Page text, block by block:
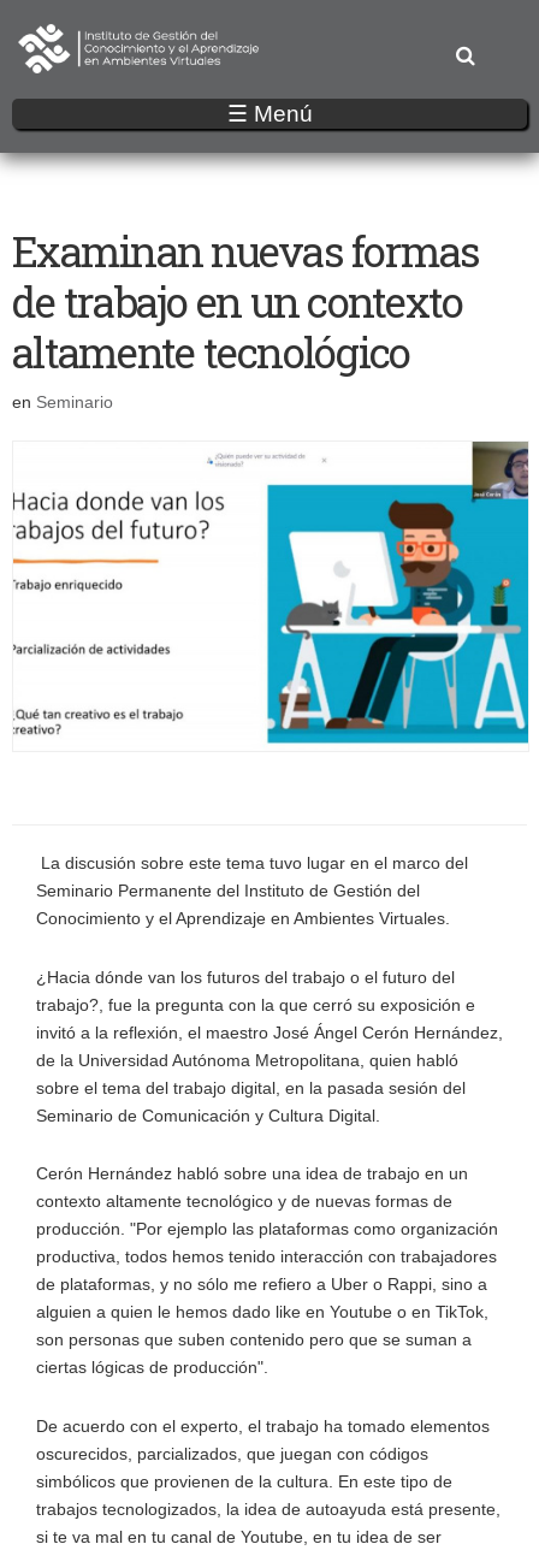
al
contenido
principal
☰ Menú
Examinan nuevas formas
de trabajo en un contexto
altamente tecnológico
en Seminario
La discusión sobre este tema tuvo lugar en el marco del
Seminario Permanente del Instituto de Gestión del
Conocimiento y el Aprendizaje en Ambientes Virtuales.
¿Hacia dónde van los futuros del trabajo o el futuro del
trabajo?, fue la pregunta con la que cerró su exposición e
invitó a la reflexión, el maestro José Ángel Cerón Hernández,
de la Universidad Autónoma Metropolitana, quien habló
sobre el tema del trabajo digital, en la pasada sesión del
Seminario de Comunicación y Cultura Digital.
Cerón Hernández habló sobre una idea de trabajo en un
contexto altamente tecnológico y de nuevas formas de
producción. "Por ejemplo las plataformas como organización
productiva, todos hemos tenido interacción con trabajadores
de plataformas, y no sólo me refiero a Uber o Rappi, sino a
alguien a quien le hemos dado like en Youtube o en TikTok,
son personas que suben contenido pero que se suman a
ciertas lógicas de producción".
De acuerdo con el experto, el trabajo ha tomado elementos
oscurecidos, parcializados, que juegan con códigos
simbólicos que provienen de la cultura. En este tipo de
trabajos tecnologizados, la idea de autoayuda está presente,
si te va mal en tu canal de Youtube, en tu idea de ser